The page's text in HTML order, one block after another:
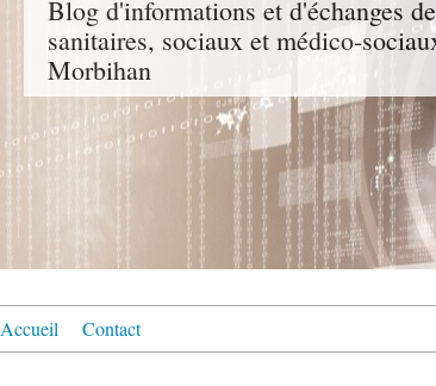
Blog d'informations et d'échanges
sanitaires, sociaux et médico-
Morbihan
Accueil Contact